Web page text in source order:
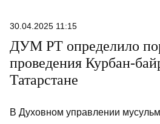
30.04.2025 11:15
ДУМ РТ определило
проведения Курбан-
Татарстане
В Духовном управлении